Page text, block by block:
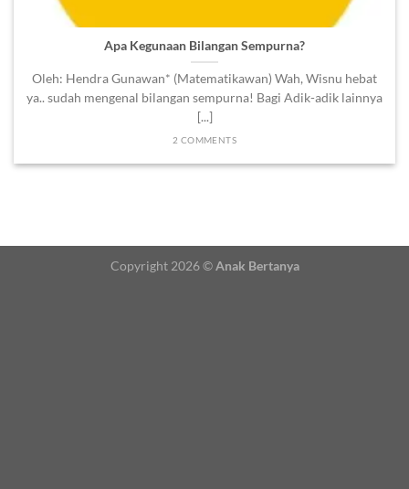
Apa Kegunaan Bilangan Sempurna?
Oleh: Hendra Gunawan* (Matematikawan) Wah, Wisnu hebat
ya.. sudah mengenal bilangan sempurna! Bagi Adik-adik lainnya
[...]
2 COMMENTS
Copyright 2026 ©Anak Bertanya